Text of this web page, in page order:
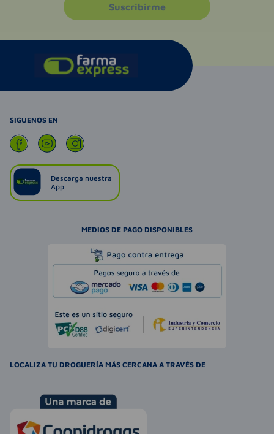
Suscribirme
SIGUENOS EN
Descarga nuestra
App
MEDIOS DE PAGO DISPONIBLES
LOCALIZA TU DROGUERÍA MÁS CERCANA A TRAVÉS DE